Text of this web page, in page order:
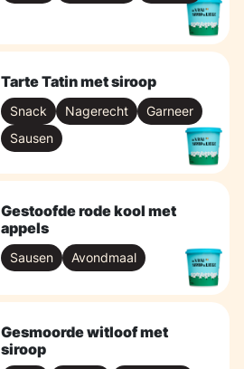
Tarte Tatin met siroop
Snack Nagerecht
Garneer
Sausen
Gestoofde rode kool met
appels
Sausen Avondmaal
Gesmoorde witloof met
siroop